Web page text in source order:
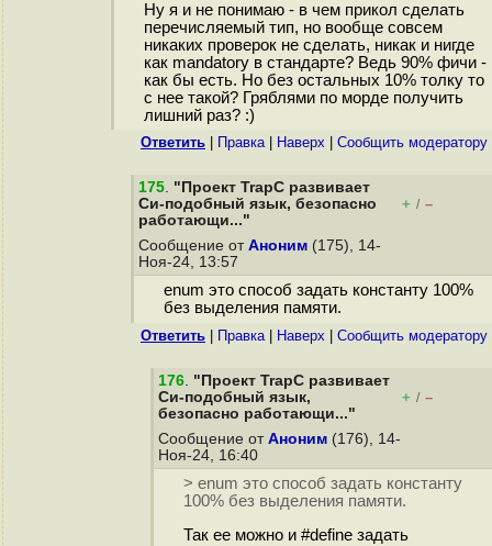
Ну я и не понимаю - в чем прикол сделать
перечисляемый тип, но вообще совсем
никаких проверок не сделать, никак и нигде
как mandatory в стандарте? Ведь 90% фичи -
как бы есть. Но без остальных 10% толку то
с нее такой? Гряблями по морде получить
лишний раз? :)
Ответить Правка| Наверх Cообщить модератору
175. "Проект TrapC развивает
Си-подобный язык, безопасно
работающи..."
+ / –
Сообщение от Аноним (175), 14-
Ноя-24, 13:57
enum это способ задать константу 100%
без выделения памяти.
Ответить Правка| Наверх Cообщить модератору
176. "Проект TrapC развивает
Си-подобный язык,
безопасно работающи..."
+ / –
Сообщение от Аноним (176), 14-
Ноя-24, 16:40
> enum это способ задать константу
100% без выделения памяти.
Так ее можно и #define задать